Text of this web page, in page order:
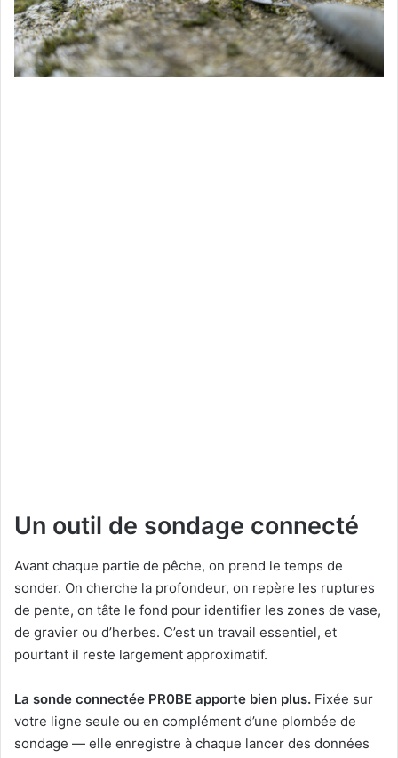
Un outil de sondage connecté
Avant chaque partie de pêche, on prend le temps de
sonder. On cherche la profondeur, on repère les ruptures
de pente, on tâte le fond pour identifier les zones de vase,
de gravier ou d’herbes. C’est un travail essentiel, et
pourtant il reste largement approximatif.
La sonde connectée PR0BE apporte bien plus. Fixée sur
votre ligne seule ou en complément d’une plombée de
sondage — elle enregistre à chaque lancer des données